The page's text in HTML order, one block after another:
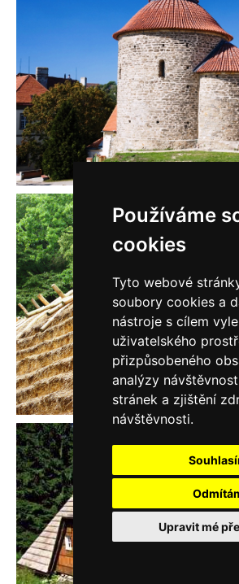
Používáme
cookies
Tyto webové
soubory cookies a
nástroje s cílem
uživatelského
přizpůsobeného
analýzy
stránek a zjištění
návštěvnosti.
Upravit mé